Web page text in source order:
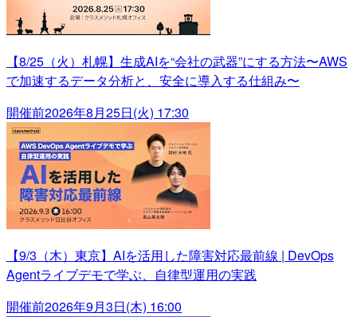
【8/25（火）札幌】生成AIを“会社の武器”にする方法〜AWS
で加速するデータ分析と、安全に導入する仕組み〜
開催前2026年8月25日(火) 17:30
【9/3（木）東京】AIを活用した障害対応最前線 | DevOps
Agentライブデモで学ぶ、自律型運用の実践
開催前2026年9月3日(木) 16:00